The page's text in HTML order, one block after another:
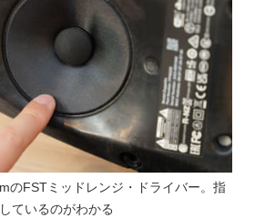
のFSTミッドレンジ・ドライバー。指
ているのがわかる